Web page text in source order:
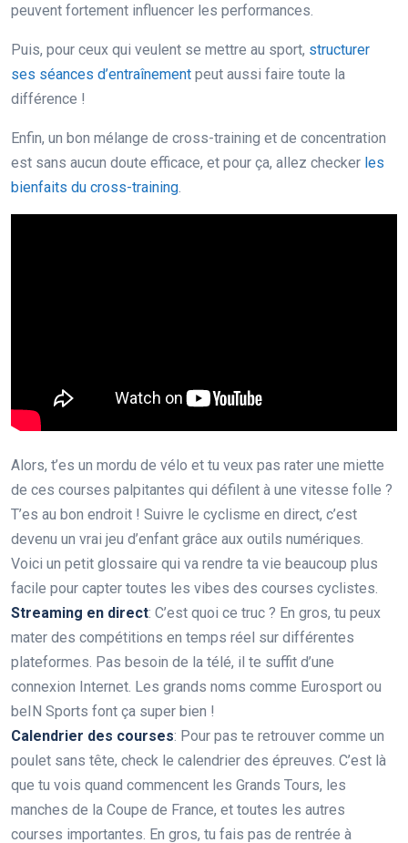
peuvent fortement influencer les performances.
Puis, pour ceux qui veulent se mettre au sport, structurer
ses séances d’entraînement peut aussi faire toute la
différence !
Enfin, un bon mélange de cross-training et de concentration
est sans aucun doute efficace, et pour ça, allez checker les
bienfaits du cross-training.
Alors, t’es un mordu de vélo et tu veux pas rater une miette
de ces courses palpitantes qui défilent à une vitesse folle ?
T’es au bon endroit ! Suivre le cyclisme en direct, c’est
devenu un vrai jeu d’enfant grâce aux outils numériques.
Voici un petit glossaire qui va rendre ta vie beaucoup plus
facile pour capter toutes les vibes des courses cyclistes.
Streaming en direct: C’est quoi ce truc ? En gros, tu peux
mater des compétitions en temps réel sur différentes
plateformes. Pas besoin de la télé, il te suffit d’une
connexion Internet. Les grands noms comme Eurosport ou
beIN Sports font ça super bien !
Calendrier des courses: Pour pas te retrouver comme un
poulet sans tête, check le calendrier des épreuves. C’est là
que tu vois quand commencent les Grands Tours, les
manches de la Coupe de France, et toutes les autres
courses importantes. En gros, tu fais pas de rentrée à